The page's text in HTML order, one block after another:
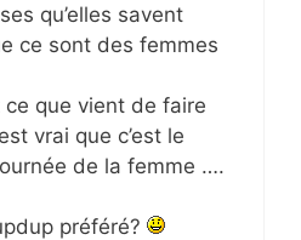
qu’elles savent
ce sont des femmes
ce que vient de faire
vrai que c’est le
de la femme ….
préféré?